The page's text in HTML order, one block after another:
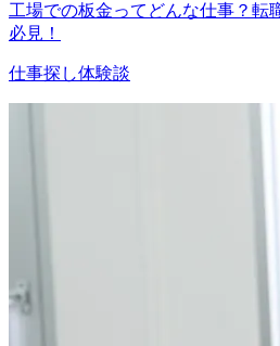
工場での板金ってどんな仕事？転
必見！
仕事探し体験談